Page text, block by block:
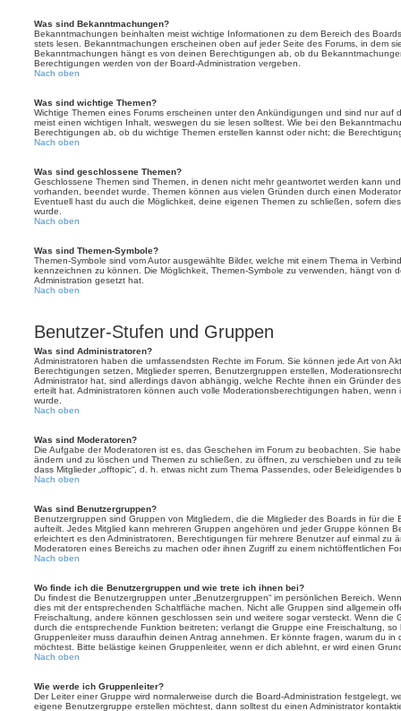
Was sind Bekanntmachungen?
Bekanntmachungen beinhalten meist wichtige Informationen zu dem Bereich des
stets lesen. Bekanntmachungen erscheinen oben auf jeder Seite des Forums, in dem
Bekanntmachungen hängt es von deinen Berechtigungen ab, ob du
Berechtigungen werden von der Board-Administration vergeben.
Nach oben
Was sind wichtige Themen?
Wichtige Themen eines Forums erscheinen unter den Ankündigungen und sind nur auf
meist einen wichtigen Inhalt, weswegen du sie lesen solltest. Wie bei den
Berechtigungen ab, ob du wichtige Themen erstellen kannst oder nicht; die
Nach oben
Was sind geschlossene Themen?
Geschlossene Themen sind Themen, in denen nicht mehr geantwortet werden kann
vorhanden, beendet wurde. Themen können aus vielen Gründen durch einen
Eventuell hast du auch die Möglichkeit, deine eigenen Themen zu schließen, sofern
wurde.
Nach oben
Was sind Themen-Symbole?
Themen-Symbole sind vom Autor ausgewählte Bilder, welche mit einem Thema in
kennzeichnen zu können. Die Möglichkeit, Themen-Symbole zu verwenden, hängt von
Administration gesetzt hat.
Nach oben
Benutzer-Stufen und Gruppen
Was sind Administratoren?
Administratoren haben die umfassendsten Rechte im Forum. Sie können jede Art von
Berechtigungen setzen, Mitglieder sperren, Benutzergruppen erstellen,
Administrator hat, sind allerdings davon abhängig, welche Rechte ihnen ein Gründer
erteilt hat. Administratoren können auch volle Moderationsberechtigungen haben,
wurde.
Nach oben
Was sind Moderatoren?
Die Aufgabe der Moderatoren ist es, das Geschehen im Forum zu beobachten. Sie
ändern und zu löschen und Themen zu schließen, zu öffnen, zu verschieben und zu
dass Mitglieder „offtopic“, d. h. etwas nicht zum Thema Passendes, oder Beleidigendes
Nach oben
Was sind Benutzergruppen?
Benutzergruppen sind Gruppen von Mitgliedern, die die Mitglieder des Boards in für die
aufteilt. Jedes Mitglied kann mehreren Gruppen angehören und jeder Gruppe können
erleichtert es den Administratoren, Berechtigungen für mehrere Benutzer auf einmal zu
Moderatoren eines Bereichs zu machen oder ihnen Zugriff zu einem nichtöffentlichen
Nach oben
Wo finde ich die Benutzergruppen und wie trete ich ihnen bei?
Du findest die Benutzergruppen unter „Benutzergruppen“ im persönlichen Bereich.
dies mit der entsprechenden Schaltfläche machen. Nicht alle Gruppen sind allgemein
Freischaltung, andere können geschlossen sein und weitere sogar versteckt. Wenn die
durch die entsprechende Funktion beitreten; verlangt die Gruppe eine Freischaltung,
Gruppenleiter muss daraufhin deinen Antrag annehmen. Er könnte fragen, warum du in
möchtest. Bitte belästige keinen Gruppenleiter, wenn er dich ablehnt, er wird einen
Nach oben
Wie werde ich Gruppenleiter?
Der Leiter einer Gruppe wird normalerweise durch die Board-Administration festgelegt,
eigene Benutzergruppe erstellen möchtest, dann solltest du einen Administrator